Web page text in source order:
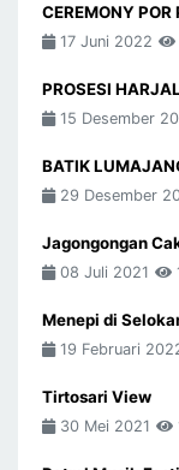
CEREMONY
17 Juni 2022
PROSESI
15 Desember
BATIK
29 Desember
Jagongongan
08 Juli 2021
Menepi di
19 Februari
Tirtosari View
30 Mei 2021